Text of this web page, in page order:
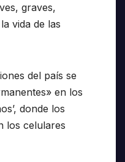
graves,
vida de las
del país se
en los
donde los
los celulares